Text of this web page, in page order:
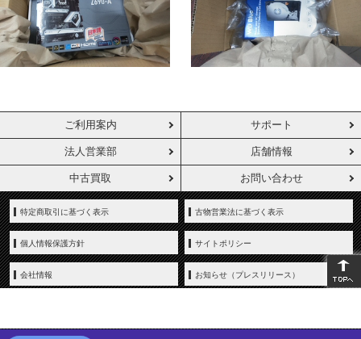
ご利用案内 サポート
法人営業部 店舗情報
中古買取 お問い合わせ
特定商取引に基づく表示 古物営業法に基づく表示
個人情報保護方針 サイトポリシー
会社情報 お知らせ（プレスリリース）